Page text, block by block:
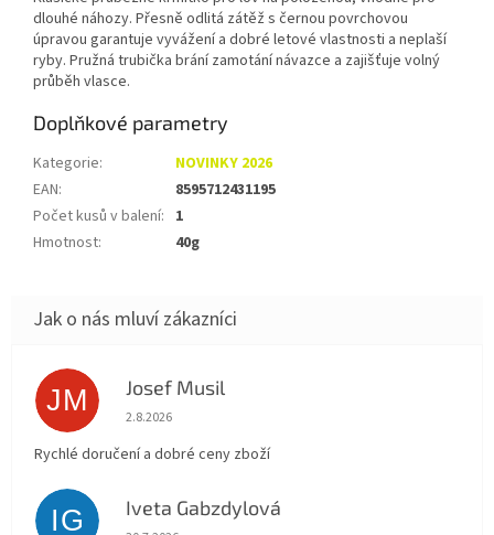
dlouhé náhozy. Přesně odlitá zátěž s černou povrchovou
úpravou garantuje vyvážení a dobré letové vlastnosti a neplaší
ryby. Pružná trubička brání zamotání návazce a zajišťuje volný
průběh vlasce.
Doplňkové parametry
Kategorie:
NOVINKY 2026
EAN:
8595712431195
Počet kusů v balení: 1
Hmotnost: 40g
JM Josef Musil
Hodnocení obchodu je 5 z 5 hvězdiček.
2.8.2026
Rychlé doručení a dobré ceny zboží
IG Iveta Gabzdylová